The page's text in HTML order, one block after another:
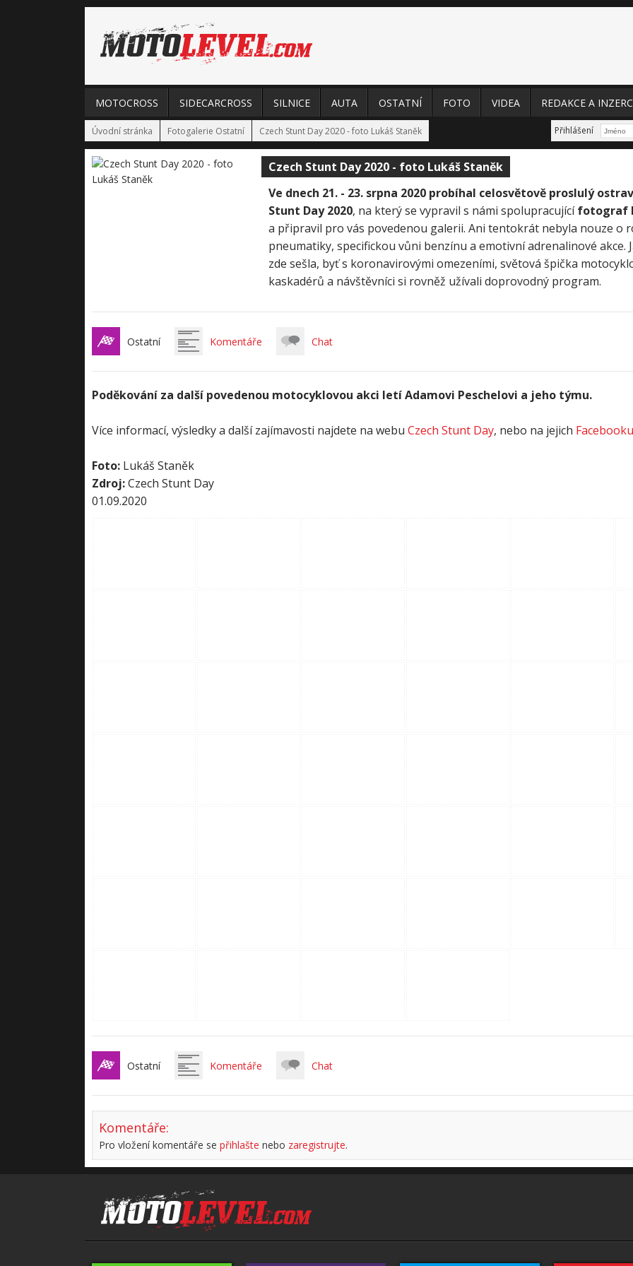
MOTOCROSS SIDECARCROSS SILNICE AUTA OSTATNÍ FOTO VIDEA REDAKCE A
Úvodní stránka Fotogalerie Ostatní Czech Stunt Day 2020 - foto Lukáš Staněk Přihlášení
Czech Stunt Day 2020 - foto Lukáš Staněk
Ve dnech 21. - 23. srpna 2020 probíhal celosvětově proslulý
Stunt Day 2020, na který se vypravil s námi spolupracujícífotograf
a připravil pro vás povedenou galerii. Ani tentokrát nebyla nouze o
pneumatiky, specifickou vůni benzínu a emotivní adrenalinové akce.
zde sešla, byť s koronavirovými omezeními, světová špička
kaskadérů a návštěvníci si rovněž užívali doprovodný program.
Ostatní Komentáře Chat
Poděkování za další povedenou motocyklovou akci letí Adamovi Peschelovi a jeho týmu.
Více informací, výsledky a další zajímavosti najdete na webu Czech Stunt Day, nebo na jejich Facebooku
Foto:Lukáš Staněk
Zdroj:Czech Stunt Day
01.09.2020
Ostatní Komentáře Chat
Komentáře:
Pro vložení komentáře se přihlašte nebo zaregistrujte.